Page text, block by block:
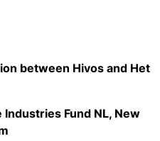
between Hivos and Het
Fund NL, New